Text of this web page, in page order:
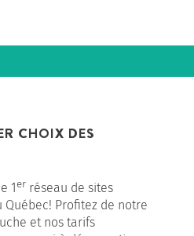
CHOIX DES
1 er réseau de sites
Québec! Profitez de notre
et nos tarifs